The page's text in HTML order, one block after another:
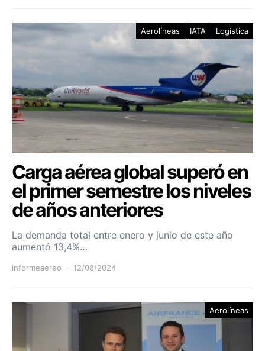
Aerolíneas IATA Logística
Carga aérea global superó en
el primer semestre los niveles
de años anteriores
La demanda total entre enero y junio de este año
aumentó 13,4%…
informeaereo 12/08/2024
Aerolíneas